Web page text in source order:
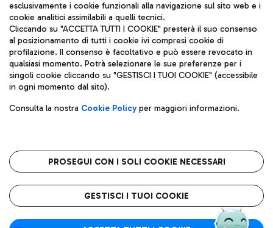
Aeroporti di Roma S.p.A. - Società soggetta a direzione e
coordinamento di Mundys S.p.A.
Codice fiscale e Registro delle Imprese di Roma 13032990155 P.
IVA 06572251004
Capitale sociale 62.224.743,00 int. vers.
Sede legale: Via Pier Paolo Racchetti 1 - 00054 Fiumicino (RM)
telefono +39 06 65951
Privacy policy
Note legali
Roma FCO
L'aeroporto stellato
esclusivamente i cookie funzionali alla navigazione sul sito web e i
cookie analitici assimilabili a quelli tecnici.
Cliccando su "ACCETTA TUTTI I COOKIE" presterà il suo consenso
al posizionamento di tutti i cookie ivi compresi cookie di
profilazione. Il consenso è facoltativo e può essere revocato in
qualsiasi momento. Potrà selezionare le sue preferenze per i
singoli cookie cliccando su "GESTISCI I TUOI COOKIE" (accessibile
in ogni momento dal sito).
Consulta la nostra Cookie Policyper maggiori informazioni.
PROSEGUI CON I SOLI COOKIE NECESSARI
GESTISCI I TUOI COOKIE